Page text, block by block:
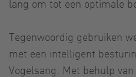
lang om tot een optimale
Tegenwoordig gebruiken
met een intelligent
Vogelsang. Met behulp